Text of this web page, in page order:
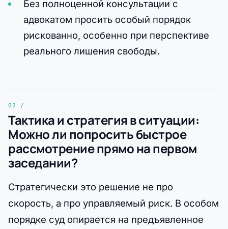
Без полноценной консультации с
адвокатом просить особый порядок
рискованно, особенно при перспективе
реального лишения свободы.
Тактика и стратегия в ситуации:
Можно ли попросить быстрое
рассмотрение прямо на первом
заседании?
Стратегически это решение не про
скорость, а про управляемый риск. В особом
порядке суд опирается на предъявленное